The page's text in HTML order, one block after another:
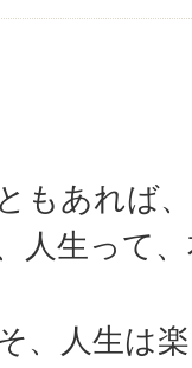
もあれば
人生って
、人生は